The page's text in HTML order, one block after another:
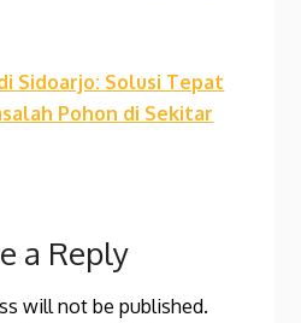
Sidoarjo: Solusi Tepat
Pohon di Sekitar
a Reply
will not be published.